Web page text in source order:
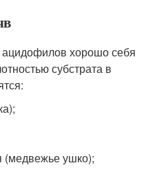
ацидофилов хорошо себя
субстрата в
(медвежье ушко);